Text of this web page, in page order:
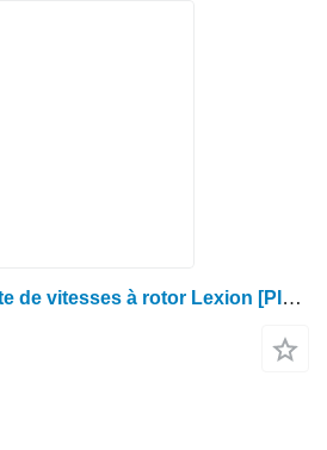
Réducteur Claas Boîte de vitesses à rotor Lexion [PIÈCES] pour moissonneuse-batteuse Claas Lexion